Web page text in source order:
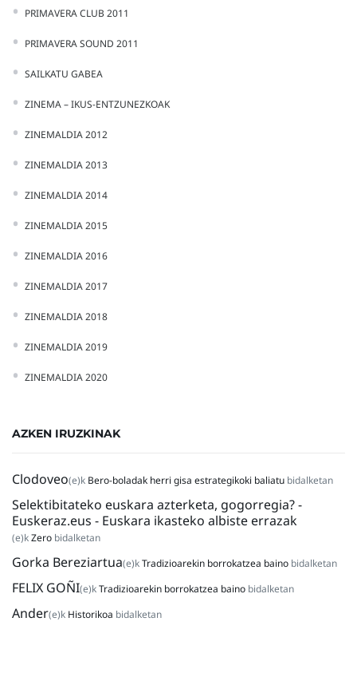
PRIMAVERA CLUB 2011
PRIMAVERA SOUND 2011
SAILKATU GABEA
ZINEMA – IKUS-ENTZUNEZKOAK
ZINEMALDIA 2012
ZINEMALDIA 2013
ZINEMALDIA 2014
ZINEMALDIA 2015
ZINEMALDIA 2016
ZINEMALDIA 2017
ZINEMALDIA 2018
ZINEMALDIA 2019
ZINEMALDIA 2020
AZKEN IRUZKINAK
Clodoveo(e)k Bero-boladak herri gisa estrategikoki baliatu bidalketan
Selektibitateko euskara azterketa, gogorregia? -
Euskeraz.eus - Euskara ikasteko albiste errazak
(e)kZero bidalketan
Gorka Bereziartua(e)kTradizioarekin borrokatzea baino bidalketan
FELIX GOÑI(e)kTradizioarekin borrokatzea baino bidalketan
Ander(e)k Historikoa bidalketan